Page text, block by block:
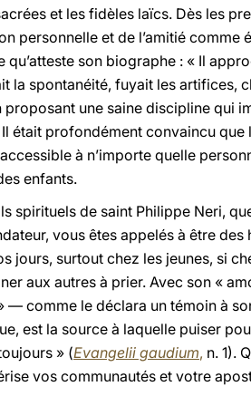
et les fidèles laïcs. Dès les
personnelle et de l’amitié comme
son biographe : « Il
la spontanéité, fuyait les artifices,
une saine discipline qui
profondément convaincu que
à n’importe quelle
enfants.
spirituels de saint Philippe Neri,
vous êtes appelés à être
surtout chez les jeunes, si
aux autres à prier. Avec son «
— comme le déclara un témoin à
est la source à laquelle puiser
» (Evangelii gaudium, n. 1).
vos communautés et votre